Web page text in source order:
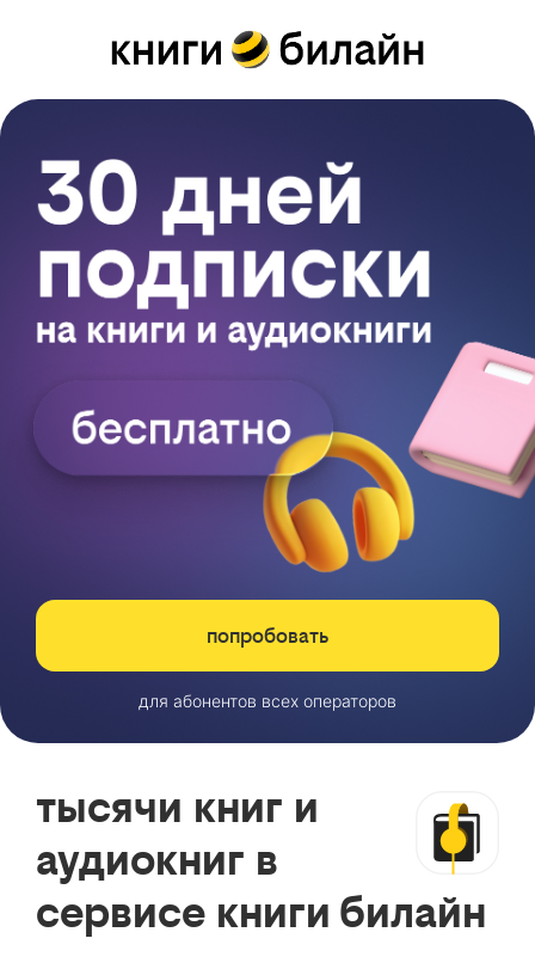
попробовать
для абонентов всех операторов
тысячи книг и
аудиокниг в
сервисе книги билайн